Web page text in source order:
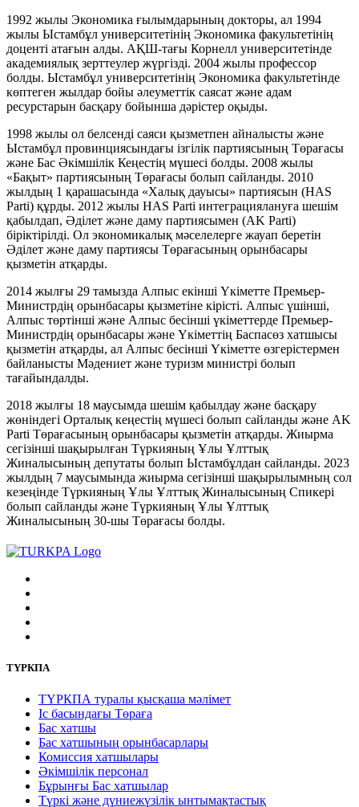
1992 жылы Экономика ғылымдарының докторы, ал 1994
жылы Ыстамбұл университетінің Экономика факультетінің
доценті атағын алды. АҚШ-тағы Корнелл университетінде
академиялық зерттеулер жүргізді. 2004 жылы профессор
болды. Ыстамбұл университетінің Экономика факультетінде
көптеген жылдар бойы әлеуметтік саясат және адам
ресурстарын басқару бойынша дәрістер оқыды.
1998 жылы ол белсенді саяси қызметпен айналысты және
Ыстамбұл провинциясындағы ізгілік партиясының Төрағасы
және Бас Әкімшілік Кеңестің мүшесі болды. 2008 жылы
«Бақыт» партиясының Төрағасы болып сайланды. 2010
жылдың 1 қарашасында «Халық дауысы» партиясын (HAS
Parti) құрды. 2012 жылы HAS Parti интеграциялануға шешім
қабылдап, Әділет және даму партиясымен (AK Parti)
біріктірілді. Ол экономикалық мәселелерге жауап беретін
Әділет және даму партиясы Төрағасының орынбасары
қызметін атқарды.
2014 жылғы 29 тамызда Алпыс екінші Үкіметте Премьер-
Министрдің орынбасары қызметіне кірісті. Алпыс үшінші,
Алпыс төртінші және Алпыс бесінші үкіметтерде Премьер-
Министрдің орынбасары және Үкіметтің Баспасөз хатшысы
қызметін атқарды, ал Алпыс бесінші Үкіметте өзгерістермен
байланысты Мәдениет және туризм министрі болып
тағайындалды.
2018 жылғы 18 маусымда шешім қабылдау және басқару
жөніндегі Орталық кеңестің мүшесі болып сайланды және AK
Parti Төрағасының орынбасары қызметін атқарды. Жиырма
сегізінші шақырылған Түркияның Ұлы Ұлттық
Жиналысының депутаты болып Ыстамбұлдан сайланды. 2023
жылдың 7 маусымында жиырма сегізінші шақырылымның сол
кезеңінде Түркияның Ұлы Ұлттық Жиналысының Спикері
болып сайланды және Түркияның Ұлы Ұлттық
Жиналысының 30-шы Төрағасы болды.
ТҮРКПА
ТҮРКПА туралы қысқаша мәлімет
Iс басындағы Төраға
Бас хатшы
Бас хатшының орынбасарлары
Комиссия хатшылары
Әкімшілік персонал
Бұрынғы Бас хатшылар
Түркі және дүниежүзілік ынтымақтастық